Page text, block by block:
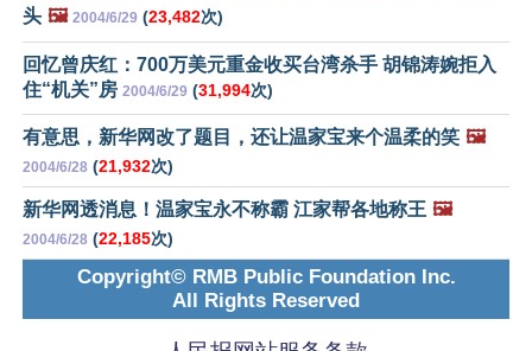
头 🖼️ 2004/6/29 (23,482次)
回忆曾庆红：700万美元重金收买台湾杀手 胡锦涛婉拒入
住“机关”房 2004/6/29 (31,994次)
有意思，新华网改了题目，还让温家宝来个温柔的笑 🖼️
2004/6/28 (21,932次)
新华网透消息！温家宝永不称霸 江家帮各地称王 🖼️
2004/6/28 (22,185次)
Copyright© RMB Public Foundation Inc.
All Rights Reserved